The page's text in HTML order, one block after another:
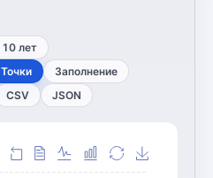
10 лет
Точки Заполнение
CSV JSON